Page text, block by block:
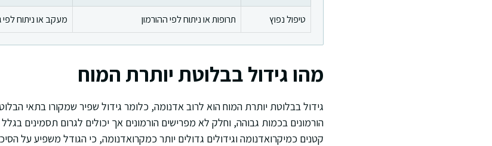
טיפול נפוץ
תרופות או ניתוח לפי ההורמון מעקב או ניתוח לפי
מהו גידול בבלוטת יותרת המוח
גידול בבלוטת יותרת המוח הוא לרוב אדנומה, כלומר גידול שפיר שמקורו בתאי
הורמונים בכמות גבוהה, וחלק לא מפרישים הורמונים אך יכולים לגרום תסמינים
קטנים כמיקרואדנומה וגידולים גדולים יותר כמקרואדנומה, כי הגודל משפיע על